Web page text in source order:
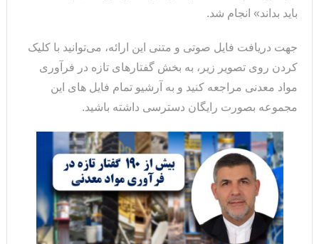
باید بداند» انجام شد.
جهت دریافت فایل صوتی و متنی این ارائه، می‌توانید با کلیک
کردن روی تصویر زیر، به بخش گفتارهای تازه در فرآوری
مواد معدنی مراجعه کنید و به آرشیو تمام فایل های این
مجموعه بصورت رایگان دسترسی داشته باشید.